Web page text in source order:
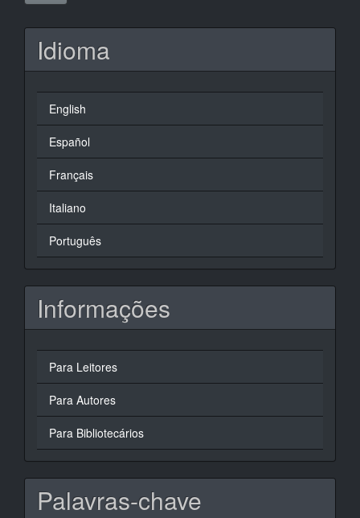
Idioma
English
Español
Français
Italiano
Português
Informações
Para Leitores
Para Autores
Para Bibliotecários
Palavras-chave